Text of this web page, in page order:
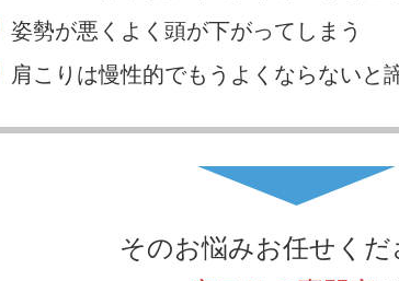
姿勢が悪くよく頭が下がってしまう
肩こりは慢性的でもうよくならないと
そのお悩みお任せくだ